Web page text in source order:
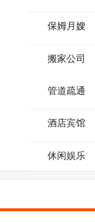
保姆月嫂
搬家公司
管道疏通
酒店宾馆
休闲娱乐